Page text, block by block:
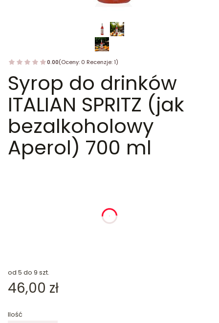
0.00(Oceny: 0 Recenzje: 1)
Syrop do drinków
ITALIAN SPRITZ (jak
bezalkoholowy
Aperol) 700 ml
godziny
od 5 do 9 szt.
Cena
46,00 zł
Ilość